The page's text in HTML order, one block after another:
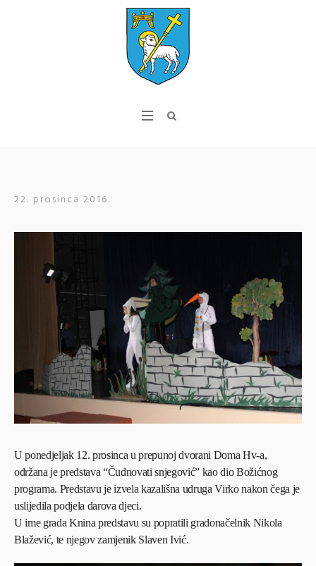
22. prosinca 2016.
U ponedjeljak 12. prosinca u prepunoj dvorani Doma Hv-a,
održana je predstava “Čudnovati snjegović” kao dio Božićnog
programa. Predstavu je izvela kazališna udruga Virko nakon čega je
uslijedila podjela darova djeci.
U ime grada Knina predstavu su popratili gradonačelnik Nikola
Blažević, te njegov zamjenik Slaven Ivić.